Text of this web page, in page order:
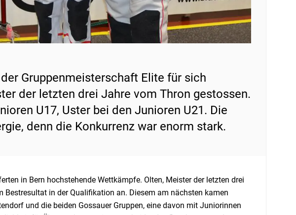
Gruppenmeisterschaft Elite für sich
der letzten drei Jahre vom Thron gestossen.
U17, Uster bei den Junioren U21. Die
denn die Konkurrenz war enorm stark.
in Bern hochstehende Wettkämpfe. Olten, Meister der letzten drei
in der Qualifikation an. Diesem am nächsten kamen
und die beiden Gossauer Gruppen, eine davon mit Juniorinnen